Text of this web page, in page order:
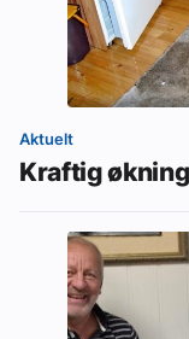
Aktuelt
Kraftig